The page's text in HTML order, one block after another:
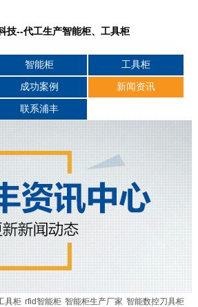
技--代工生产智能柜、工具柜
智能柜 工具柜
成功案例 新闻资讯
联系浦丰
具柜 rfid智能柜 智能柜生产厂家 智能数控刀具柜